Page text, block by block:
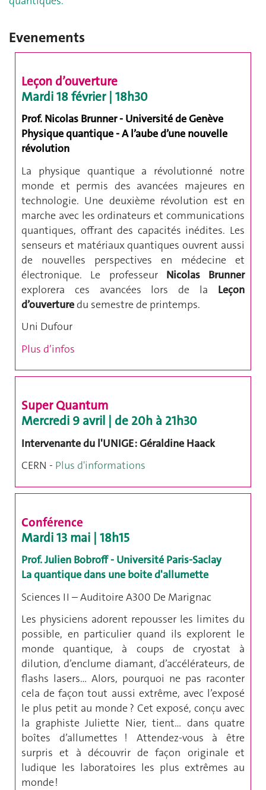
Evenements
Leçon d’ouverture
Mardi 18 février | 18h30
Prof. Nicolas Brunner - Université de Genève
Physique quantique - A l’aube d’une nouvelle
révolution
La physique quantique a révolutionné notre
monde et permis des avancées majeures en
technologie. Une deuxième révolution est en
marche avec les ordinateurs et communications
quantiques, offrant des capacités inédites. Les
senseurs et matériaux quantiques ouvrent aussi
de nouvelles perspectives en médecine et
électronique. Le professeur Nicolas Brunner
explorera ces avancées lors de la Leçon
d’ouverture du semestre de printemps.
Uni Dufour
Plus d’infos
Super Quantum
Mercredi 9 avril | de 20h à 21h30
Intervenante du l'UNIGE : Géraldine Haack
CERN - Plus d'informations
Conférence
Mardi 13 mai | 18h15
Prof. Julien Bobroff - Université Paris-Saclay
La quantique dans une boite d'allumette
Sciences II – Auditoire A300 De Marignac
Les physiciens adorent repousser les limites du
possible, en particulier quand ils explorent le
monde quantique, à coups de cryostat à
dilution, d’enclume diamant, d’accélérateurs, de
flashs lasers… Alors, pourquoi ne pas raconter
cela de façon tout aussi extrême, avec l’exposé
le plus petit au monde ? Cet exposé, conçu avec
la graphiste Juliette Nier, tient… dans quatre
boîtes d’allumettes ! Attendez-vous à être
surpris et à découvrir de façon originale et
ludique les laboratoires les plus extrêmes au
monde !